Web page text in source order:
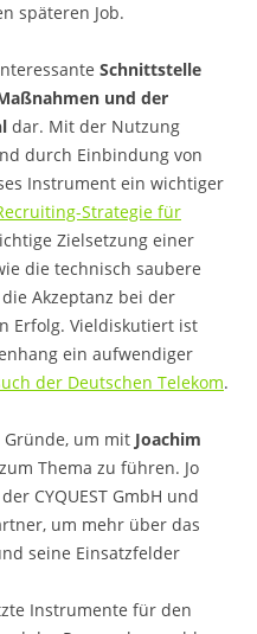
späteren Job.
Schnittstelle
und der
dar. Mit der Nutzung
durch Einbindung von
Instrument ein wichtiger
Strategie für
Zielsetzung einer
die technisch saubere
Akzeptanz bei der
Erfolg. Vieldiskutiert ist
ein aufwendiger
der Deutschen Telekom.
um mit Joachim
Thema zu führen. Jo
CYQUEST GmbH und
um mehr über das
seine Einsatzfelder
Instrumente für den